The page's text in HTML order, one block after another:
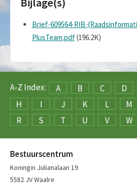
Brief-609564-RIB-
PlusTeam.pdf(196.2K)
A-Z Index: A B C D
H
I J K L M
R
S T U V W
Bestuurscentrum
Koningin Julianalaan 19
5582 JV Waalre